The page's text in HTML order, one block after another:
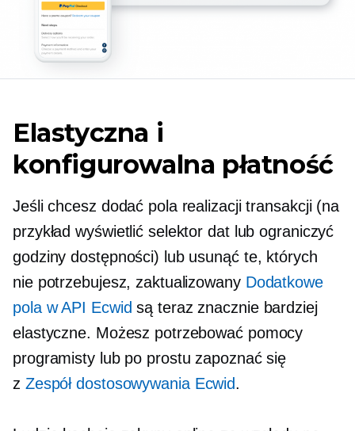
Elastyczna i
konfigurowalna płatność
Jeśli chcesz dodać pola realizacji transakcji (na
przykład wyświetlić selektor dat lub ograniczyć
godziny dostępności) lub usunąć te, których
nie potrzebujesz, zaktualizowany Dodatkowe
pola w API Ecwid są teraz znacznie bardziej
elastyczne. Możesz potrzebować pomocy
programisty lub po prostu zapoznać się
z Zespół dostosowywania Ecwid.